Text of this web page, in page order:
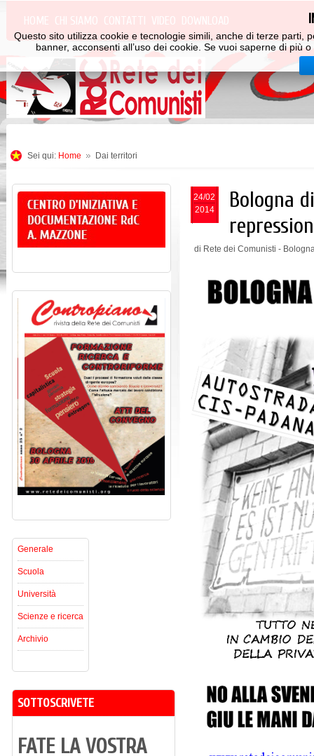
HOME CHI SIAMO CONTATTI VIDEO DOWNLOAD
Sei qui: Home Dai territori
Questo sito utilizza cookie e tecnologie simili, anche di terze
banner, acconsenti all’uso dei cookie. Se vuoi saperne di
24/02
2014
Bologna
di Rete dei Comunisti -
Generale
Scuola
Università
Scienze e ricerca
Archivio
SOTTOSCRIVETE
FATE LA VOSTRA